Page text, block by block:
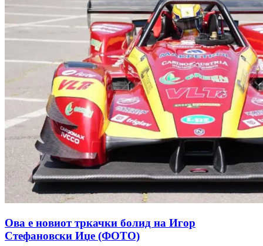
Ова е новиот тркачки болид на Игор
Стефановски Иџе (ФОТО)